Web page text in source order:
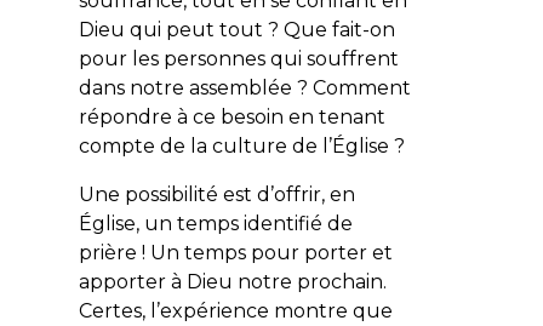
Dieu qui peut tout ? Que fait-on
pour les personnes qui souffrent
dans notre assemblée ? Comment
répondre à ce besoin en tenant
compte de la culture de l’Église ?
Une possibilité est d’offrir, en
Église, un temps identifié de
prière ! Un temps pour porter et
apporter à Dieu notre prochain.
Certes, l’expérience montre que